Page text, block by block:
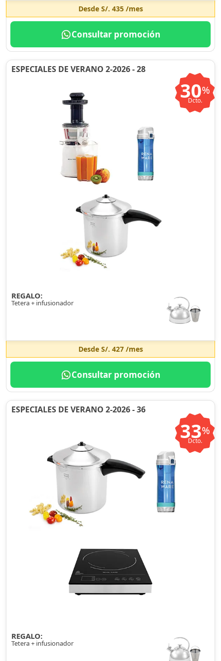
Desde S/. 435/mes
Consultar promoción
ESPECIALES DE VERANO 2-2026 - 28
30%
Dcto.
REGALO:
Tetera + infusionador
Desde S/. 427/mes
Consultar promoción
ESPECIALES DE VERANO 2-2026 - 36
33%
Dcto.
REGALO:
Tetera + infusionador